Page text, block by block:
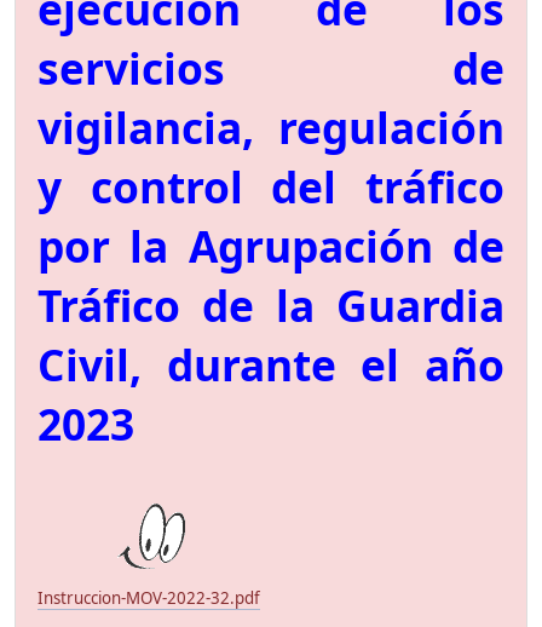
servicios de
vigilancia, regulación
y control del tráfico
por la Agrupación de
Tráfico de la Guardia
Civil, durante el año
2023
Instruccion-MOV-2022-32.pdf